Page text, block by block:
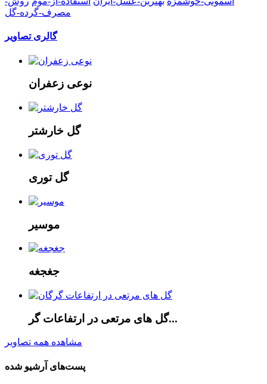
مصرف-گرده-گل
گالری تصاویر
نوعی زعفران
گل خارشتر
گل توری
موسیر
جغجغه
گل های مرتعی در ارتفاعات گر...
مشاهده همه تصاویر
پست‌های آرشیو شده